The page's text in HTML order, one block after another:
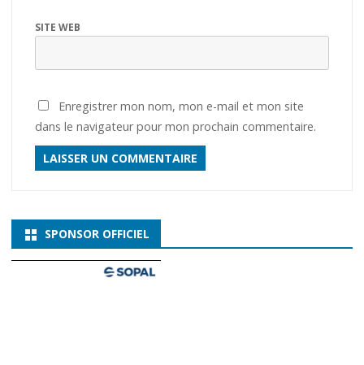
SITE WEB
Enregistrer mon nom, mon e-mail et mon site
dans le navigateur pour mon prochain commentaire.
SPONSOR OFFICIEL